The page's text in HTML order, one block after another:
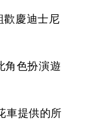
歡慶迪士尼
角色扮演遊
車提供的所